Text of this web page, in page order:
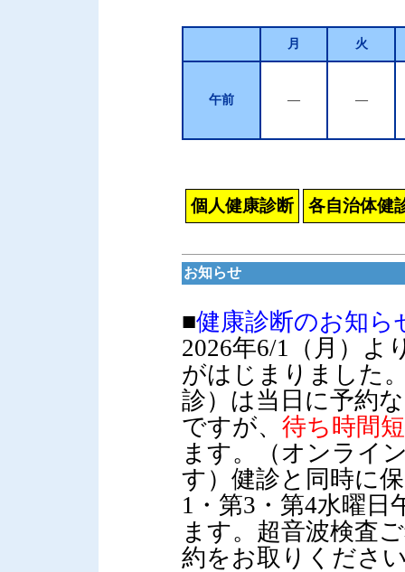
月 火
午前 ― ―
個人健康診断 各自治体健
お知らせ
■健康診断のお知ら
2026年6/1（月）よ
がはじまりました
診）は当日に予約
ですが、 待ち時間
ます。（オンライ
す） 健診と同時に
1・第3・第4水曜
ます。超音波検査
約をお取りくださ